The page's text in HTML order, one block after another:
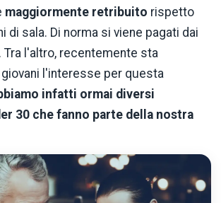
maggiormente retribuito rispetto
di sala. Di norma si viene pagati dai
Tra l'altro, recentemente sta
l'interesse per questa
infatti ormai diversi
30 che fanno parte della nostra